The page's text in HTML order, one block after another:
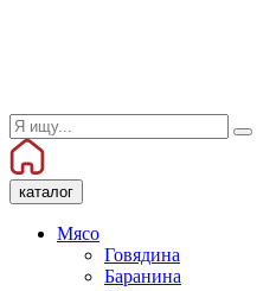
каталог
Мясо
Говядина
Баранина